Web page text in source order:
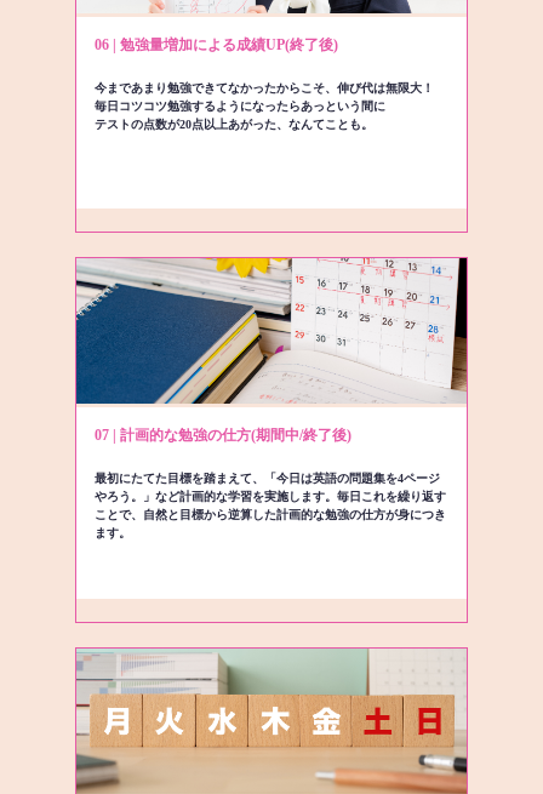
06 | 勉強量増加による成績UP(終了後)
今まであまり勉強できてなかったからこそ、伸び代は無限大！
毎日コツコツ勉強するようになったらあっという間に
テストの点数が20点以上あがった、なんてことも。
07 | 計画的な勉強の仕方(期間中/終了後)
最初にたてた目標を踏まえて、「今日は英語の問題集を4ページ
やろう。」など計画的な学習を実施します。毎日これを繰り返す
ことで、自然と目標から逆算した計画的な勉強の仕方が身につき
ます。